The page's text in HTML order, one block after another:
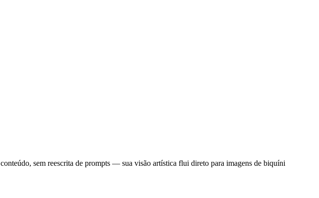
sem reescrita de prompts — sua visão artística flui direto para imagens de biquíni